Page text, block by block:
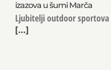
izazova u šumi Marča
Ljubitelji outdoor sportova
[...]